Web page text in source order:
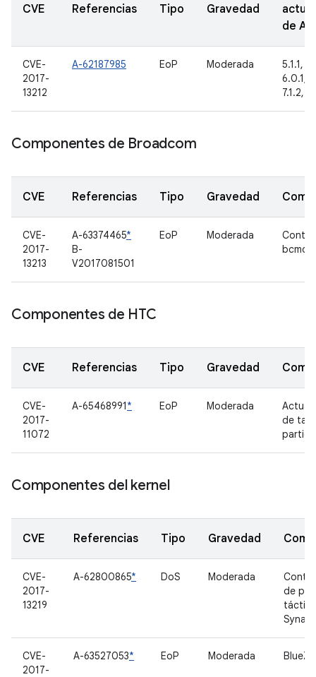
CVE Referencias Tipo Gravedad
de
CVE-
2017-
13212
A-62187985 EoP Moderada
5.1.1,
6.0.1,
7.1.2,
Componentes de Broadcom
CVE Referencias Tipo Gravedad
CVE-
2017-
13213
A-63374465*
B-
V2017081501
EoP Moderada
Componentes de HTC
CVE Referencias Tipo Gravedad
CVE-
2017-
11072
A-65468991* EoP Moderada
de
Componentes del kernel
CVE Referencias Tipo Gravedad
CVE-
2017-
13219
A-62800865* DoS Moderada
de
táctil
CVE-
2017-
A-63527053* EoP Moderada BlueZ